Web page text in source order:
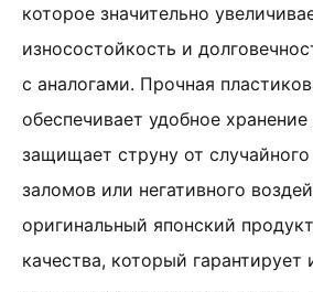
которое значительно
износостойкость и
с аналогами. Прочная
обеспечивает удобное
защищает струну от
заломов или негативного
оригинальный японский
качества, который гарантирует